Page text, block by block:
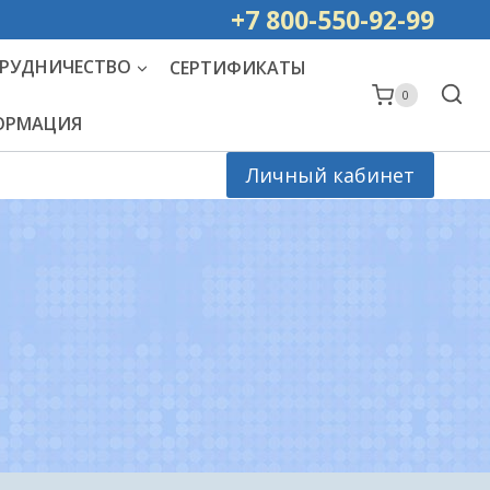
+7 800-550-92-99
СЕРТИФИКАТЫ
0
Личный кабинет